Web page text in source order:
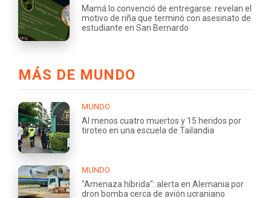
Mamá lo convenció de entregarse: revelan el
motivo de riña que terminó con asesinato de
estudiante en San Bernardo
MÁS DE MUNDO
MUNDO
Al menos cuatro muertos y 15 heridos por
tiroteo en una escuela de Tailandia
MUNDO
"Amenaza híbrida": alerta en Alemania por
dron bomba cerca de avión ucraniano